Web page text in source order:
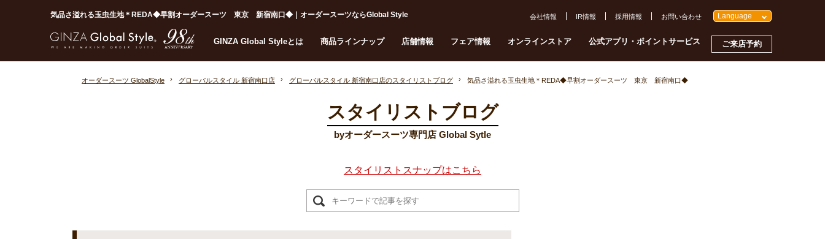
気品さ溢れる玉虫生地＊REDA◆早割オーダースーツ 東京 新宿南口◆｜オーダースーツならGlobal Style
GINZA Global Styleとは 商品ラインナップ 店舗情報 フェア情報 オンラインストア 公式アプリ・ポイントサービス ご来店予約
会社情報 IR情報 採用情報 お問い合わせ Language
オーダースーツ GlobalStyle グローバルスタイル 新宿南口店 グローバルスタイル 新宿南口店のスタイリストブログ 気品さ溢れる玉虫生地＊REDA◆早割オーダースーツ 東京 新宿南口◆
スタイリストブログ
byオーダースーツ専門店 Global Sytle
スタイリストスナップはこちら